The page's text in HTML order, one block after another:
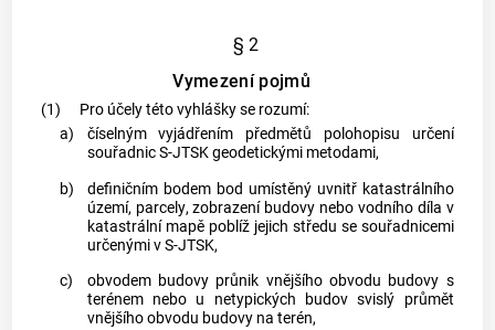
§ 2
Vymezení pojmů
(1)
Pro účely této vyhlášky se rozumí:
a)
číselným vyjádřením předmětů polohopisu určení
souřadnic S-JTSK geodetickými metodami,
b)
definičním bodembod umístěný uvnitř katastrálního
území, parcely, zobrazení budovy nebo vodního díla v
katastrální mapěpoblíž jejich středu se souřadnicemi
určenými v S-JTSK,
c)
obvodem budovy průnik vnějšíhoobvodu budovy s
terénem nebo u netypických
budov svislý průmět
vnějšíhoobvodu budovyna terén,